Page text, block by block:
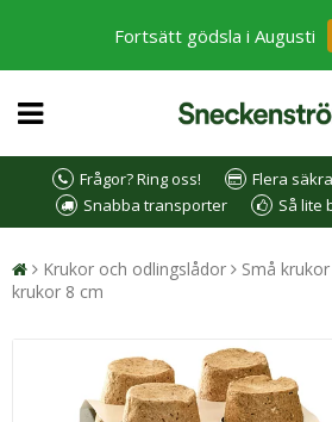
Fortsätt gödsla i Augusti
Frågor? Ring oss!
Flera
Snabba transporter
Så lite
Krukor och odlingslådor Små krukor
krukor 8 cm